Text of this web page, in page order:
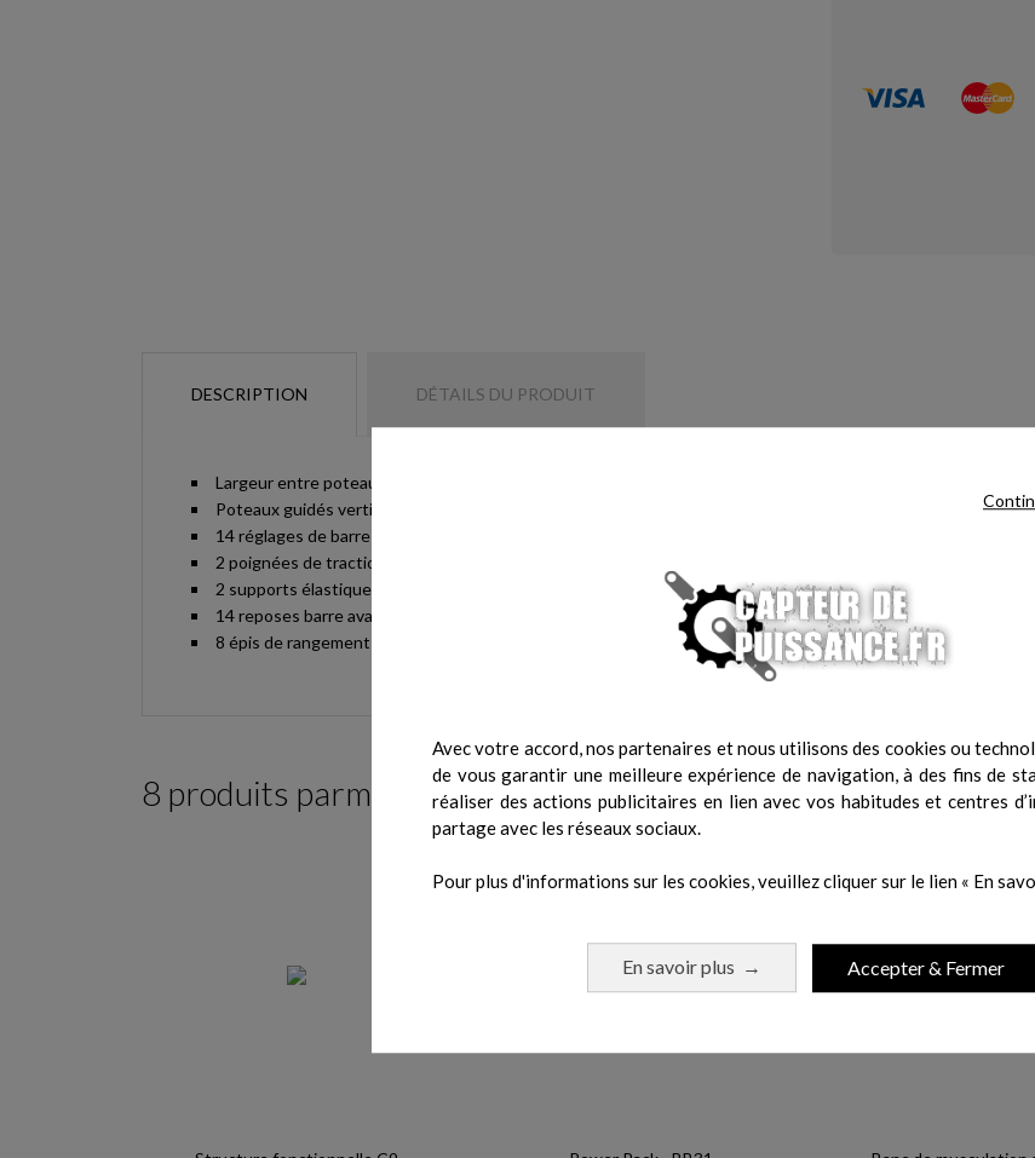
Avec votre accord, nos partenaires et nous utilisons des cookies ou
de vous garantir une meilleure expérience de navigation, à des fins de
réaliser des actions publicitaires en lien avec vos habitudes et centres
partage avec les réseaux sociaux.
Pour plus d'informations sur les cookies, veuillez cliquer sur le lien « En
En savoir plus → Accepter & Fermer
DESCRIPTION DÉTAILS DU PRODUIT
Largeur entre poteau de réglage 110 cm.
Poteaux guidés verticalement et horizontalement.
14 réglages de barre espacés de 10 cm.
2 poignées de tractions.
2 supports élastiques..
14 reposes barre avant
8 épis de rangement (6 disques 51 mm / épi).
8 produits parmi ceux de la même catégorie :